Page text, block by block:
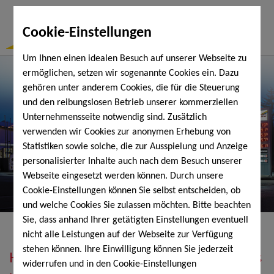
Cookie-Einstellungen
Um Ihnen einen idealen Besuch auf unserer Webseite zu
ermöglichen, setzen wir sogenannte Cookies ein. Dazu
gehören unter anderem Cookies, die für die Steuerung
und den reibungslosen Betrieb unserer kommerziellen
Unternehmensseite notwendig sind. Zusätzlich
verwenden wir Cookies zur anonymen Erhebung von
Statistiken sowie solche, die zur Ausspielung und Anzeige
personalisierter Inhalte auch nach dem Besuch unserer
Webseite eingesetzt werden können. Durch unsere
Cookie-Einstellungen können Sie selbst entscheiden, ob
und welche Cookies Sie zulassen möchten. Bitte beachten
Sie, dass anhand Ihrer getätigten Einstellungen eventuell
nicht alle Leistungen auf der Webseite zur Verfügung
stehen können. Ihre Einwilligung können Sie jederzeit
widerrufen und in den Cookie-Einstellungen
Heizöl, Diesel, Schmierstoffe, Holzpellets